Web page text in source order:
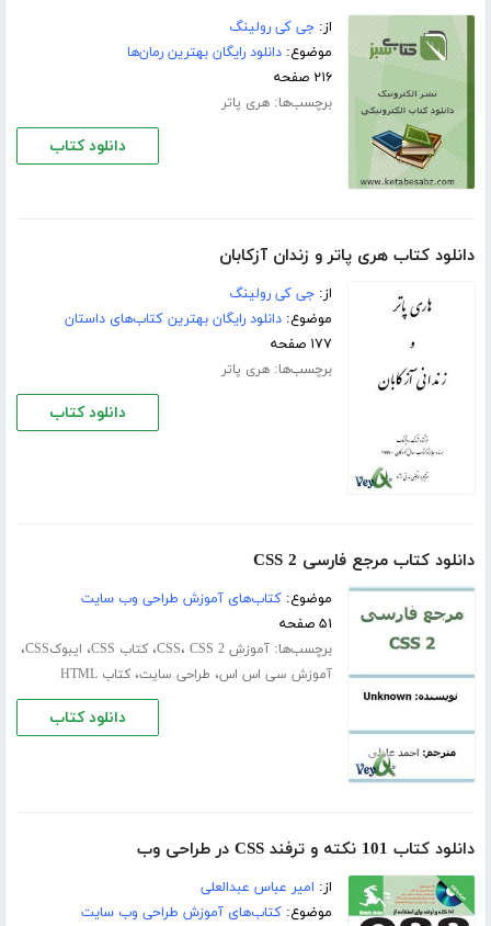
از:جی کی رولینگ
موضوع:دانلود رایگان بهترین رمان‌ها
۲۱۶ صفحه
برچسب‌ها:هری پاتر
دانلود کتاب
دانلود کتاب هری پاتر و زندان آزکابان
از:جی کی رولینگ
موضوع:دانلود رایگان بهترین کتاب‌های داستان
۱۷۷ صفحه
برچسب‌ها:هری پاتر
دانلود کتاب
دانلود کتاب مرجع فارسی CSS 2
موضوع:کتاب‌های آموزش طراحی وب سایت
۵۱ صفحه
برچسب‌ها:آموزش CSS ، CSS 2 ،کتاب CSS ، ایبوکCSS ،
آموزش سی اس اس، طراحی سایت،کتاب HTML
دانلود کتاب
دانلود کتاب 101 نکته و ترفند CSS در طراحی وب
از: امیر عباس عبدالعلی
موضوع:کتاب‌های آموزش طراحی وب سایت